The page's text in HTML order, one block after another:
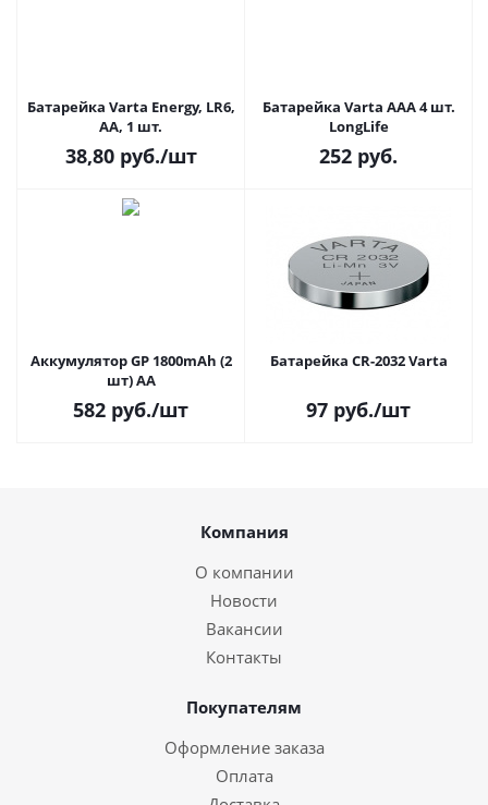
Батарейка Varta Energy, LR6,
AA, 1 шт.
38,80руб./шт
Батарейка Varta AAA 4 шт.
LongLife
252 руб.
Аккумулятор GP 1800mAh (2
шт) AA
582 руб./шт
Батарейка CR-2032 Varta
97 руб./шт
Компания
О компании
Новости
Вакансии
Контакты
Покупателям
Оформление заказа
Оплата